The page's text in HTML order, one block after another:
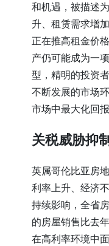
和机遇，被描述
升、租赁需求增
正在推高租金价
产仍可能成为一
型，精明的投资
不断发展的市场
市场中最大化回报
关税威胁抑
英属哥伦比亚房
利率上升、经济
持续影响，全省
的房屋销售比去
在高利率环境中